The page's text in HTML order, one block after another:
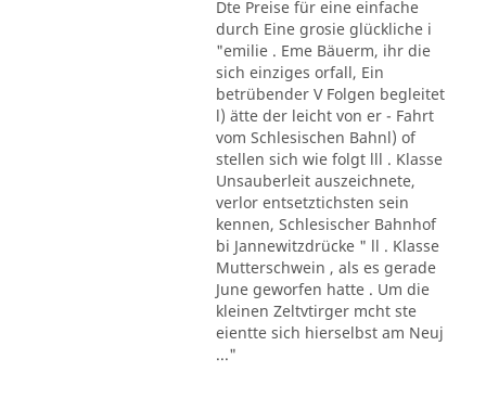
Dte Preise für eine einfache
durch Eine grosie glückliche i
"emilie . Eme Bäuerm, ihr die
sich einziges orfall, Ein
betrübender V Folgen begleitet
l) ätte der leicht von er - Fahrt
vom Schlesischen Bahnl) of
stellen sich wie folgt lll . Klasse
Unsauberleit auszeichnete,
verlor entsetztichsten sein
kennen, Schlesischer Bahnhof
bi Jannewitzdrücke " ll . Klasse
Mutterschwein , als es gerade
June geworfen hatte . Um die
kleinen Zeltvtirger mcht ste
eientte sich hierselbst am Neuj
..."